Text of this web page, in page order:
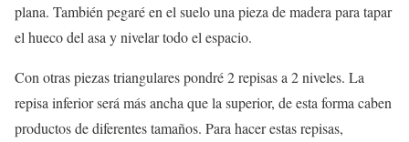
plana. También pegaré en el suelo una pieza de madera para tapar
el hueco del asa y nivelar todo el espacio.
Con otras piezas triangulares pondré 2 repisas a 2 niveles. La
repisa inferior será más ancha que la superior, de esta forma caben
productos de diferentes tamaños. Para hacer estas repisas,